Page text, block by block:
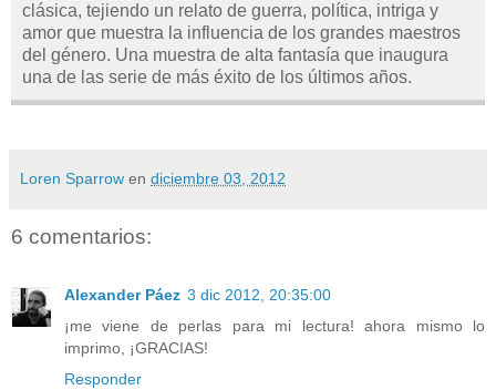
clásica, tejiendo un relato de guerra, política, intriga y
amor que muestra la influencia de los grandes maestros
del género. Una muestra de alta fantasía que inaugura
una de las serie de más éxito de los últimos años.
Loren Sparrow en diciembre 03, 2012
6 comentarios:
Alexander Páez 3 dic 2012, 20:35:00
¡me viene de perlas para mi lectura! ahora mismo lo
imprimo, ¡GRACIAS!
Responder